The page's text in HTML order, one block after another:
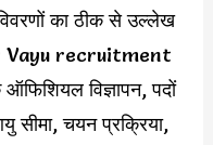
का ठीक से उल्लेख
Vayu recruitment
विज्ञापन, पदों
सीमा, चयन प्रक्रिया,